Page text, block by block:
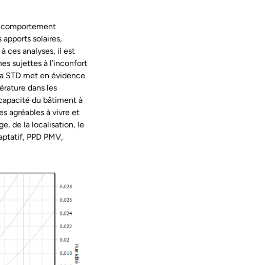
comportement
solaires,
ces analyses, il est
sujettes à l’inconfort
STD met en évidence
dans les
du bâtiment à
agréables à vivre et
de la localisation, le
PPD PMV,